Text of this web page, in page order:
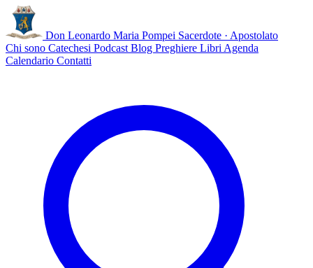
Don Leonardo Maria Pompei Sacerdote · Apostolato
Chi sono Catechesi Podcast Blog Preghiere Libri Agenda
Calendario Contatti